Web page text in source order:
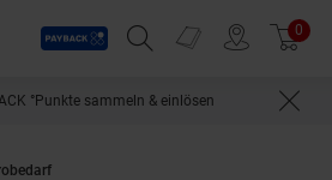
Payback
Suchfeld einblenden
Prospekte 0
°Punkte sammeln & einlösen